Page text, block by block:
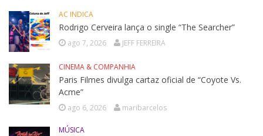
AC INDICA
Rodrigo Cerveira lança o single “The Searcher”
ago 7, 2026 JEFF FERREIRA
CINEMA & COMPANHIA
Paris Filmes divulga cartaz oficial de “Coyote Vs.
Acme”
ago 6, 2026 maribarcelos
MÚSICA